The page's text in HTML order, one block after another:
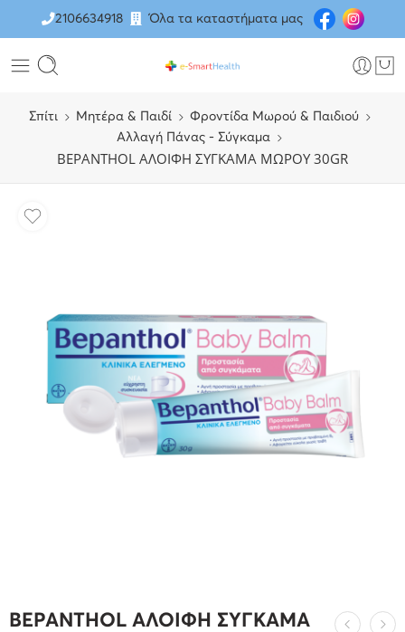
2106634918 Όλα τα καταστήματα μας
Σπίτι Μητέρα & Παιδί
Φροντίδα Μωρού & Παιδιού
Αλλαγή Πάνας - Σύγκαμα
BEPANTHOL ΑΛΟΙΦΗ ΣΥΓΚΑΜΑ ΜΩΡΟΥ 30GR
BEPANTHOL ΑΛΟΙΦΗ ΣΥΓΚΑΜΑ